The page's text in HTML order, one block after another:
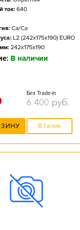
ток: 640
Ca/Ca
L2 (242x175x190) EURO
242x175x190
В наличии
Без Trade-in
6 400 руб.
В 1 клик